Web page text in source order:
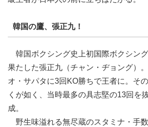
韓国の鷹、張正九！
韓国ボクシング史上初国際ボクシン
果たした張正九（チャン・ヂョング）
オ・サパタに3回KO勝ちで王者に。そ
くが如く、当時最多の具志堅の13回を
成。
野生味溢れる無尽蔵のスタミナ・手